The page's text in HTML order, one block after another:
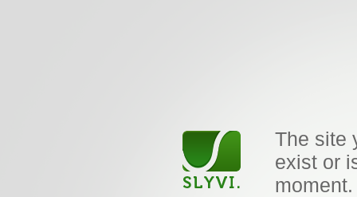
The site
exist or
moment.